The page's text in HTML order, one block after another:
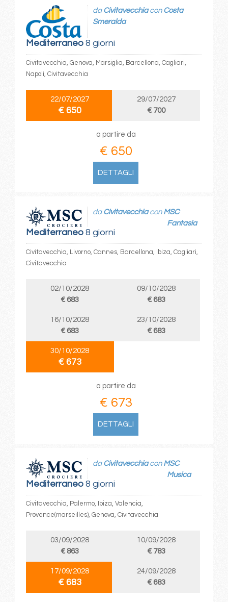
Mediterraneo8 giorni
da Civitavecchiacon Costa
Smeralda
Civitavecchia, Genova, Marsiglia, Barcellona, Cagliari,
Napoli, Civitavecchia
22/07/2027
€ 650
29/07/2027
€ 700
a partire da
€ 650
DETTAGLI
Mediterraneo8 giorni
da Civitavecchiacon MSC
Fantasia
Civitavecchia, Livorno, Cannes, Barcellona, Ibiza, Cagliari,
Civitavecchia
02/10/2028
€ 683
09/10/2028
€ 683
16/10/2028
€ 683
23/10/2028
€ 683
30/10/2028
€ 673
a partire da
€ 673
DETTAGLI
Mediterraneo8 giorni
da Civitavecchiacon MSC
Musica
Civitavecchia, Palermo, Ibiza, Valencia,
Provence(marseilles), Genova, Civitavecchia
03/09/2028
€ 863
10/09/2028
€ 783
17/09/2028
€ 683
24/09/2028
€ 683